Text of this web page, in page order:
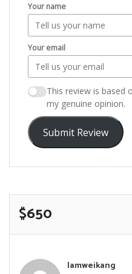
Your name
Your email
This review is based
my genuine opinion.
Submit Review
$650
Iamweikang